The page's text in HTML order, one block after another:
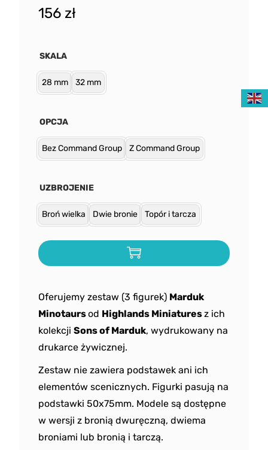
156 zł
Oferujemy zestaw (3 figurek) Marduk
Minotaursod Highlands Miniaturesz ich
kolekcji Sons of Marduk, wydrukowany na
drukarce żywicznej.
Zestaw nie zawiera podstawek ani ich
elementów scenicznych. Figurki pasują na
podstawki 50x75mm. Modele są dostępne
w wersji z bronią dwuręczną, dwiema
broniami lub bronią i tarczą.
SKALA
28 mm 32 mm
OPCJA
Bez Command Group Z Command Group
UZBROJENIE
Broń wielka Dwie bronie Topór i tarcza